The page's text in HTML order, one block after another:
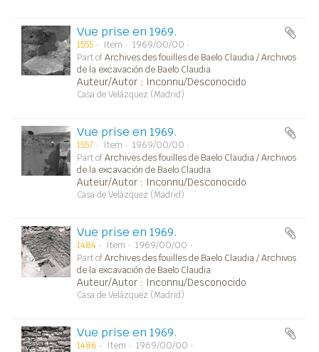
Vue prise en 1969.
1555 Item
1969/00/00
Part ofArchives des fouilles de Baelo Claudia / Archivos
de la excavación de Baelo Claudia
Auteur/Autor : Inconnu/Desconocido
Casa de Velázquez (Madrid)
Vue prise en 1969.
1557 Item
1969/00/00
Part ofArchives des fouilles de Baelo Claudia / Archivos
de la excavación de Baelo Claudia
Auteur/Autor : Inconnu/Desconocido
Casa de Velázquez (Madrid)
Vue prise en 1969.
1484 Item
1969/00/00
Part ofArchives des fouilles de Baelo Claudia / Archivos
de la excavación de Baelo Claudia
Auteur/Autor : Inconnu/Desconocido
Casa de Velázquez (Madrid)
Vue prise en 1969.
1486 Item
1969/00/00